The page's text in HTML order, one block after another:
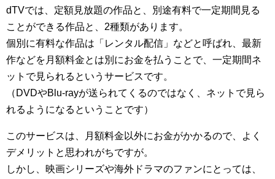
dTVでは、定額見放題の作品と、別途有料で一定期間見る
ことができる作品と、2種類があります。
個別に有料な作品は「レンタル配信」などと呼ばれ、最新
作などを月額料金とは別にお金を払うことで、一定期間ネ
ットで見られるというサービスです。
（DVDやBlu-rayが送られてくるのではなく、ネットで見ら
れるようになるということです）
このサービスは、月額料金以外にお金がかかるので、よく
デメリットと思われがちですが。
しかし、映画シリーズや海外ドラマのファンにとっては、